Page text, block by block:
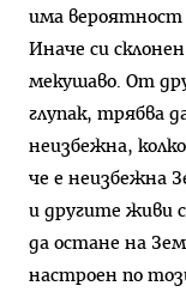
има вероятност
Иначе си
мекушаво. От
глупак, трябва
неизбежна,
че е неизбежна
и другите живи
да остане на
настроен по